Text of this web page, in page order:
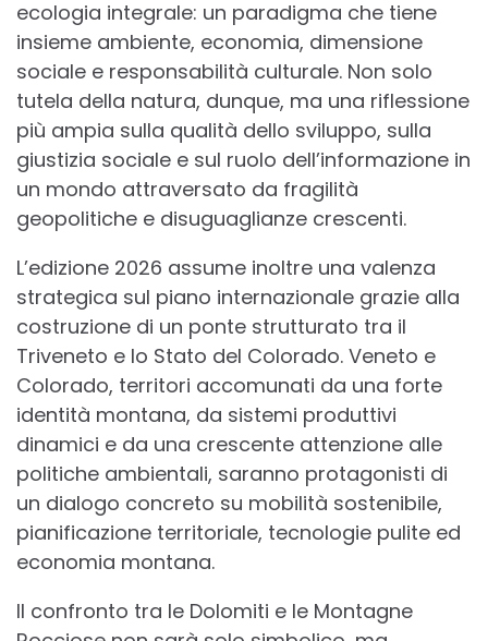
ecologia integrale: un paradigma che tiene
insieme ambiente, economia, dimensione
sociale e responsabilità culturale. Non solo
tutela della natura, dunque, ma una riflessione
più ampia sulla qualità dello sviluppo, sulla
giustizia sociale e sul ruolo dell’informazione in
un mondo attraversato da fragilità
geopolitiche e disuguaglianze crescenti.
L’edizione 2026 assume inoltre una valenza
strategica sul piano internazionale grazie alla
costruzione di un ponte strutturato tra il
Triveneto e lo Stato del Colorado. Veneto e
Colorado, territori accomunati da una forte
identità montana, da sistemi produttivi
dinamici e da una crescente attenzione alle
politiche ambientali, saranno protagonisti di
un dialogo concreto su mobilità sostenibile,
pianificazione territoriale, tecnologie pulite ed
economia montana.
Il confronto tra le Dolomiti e le Montagne